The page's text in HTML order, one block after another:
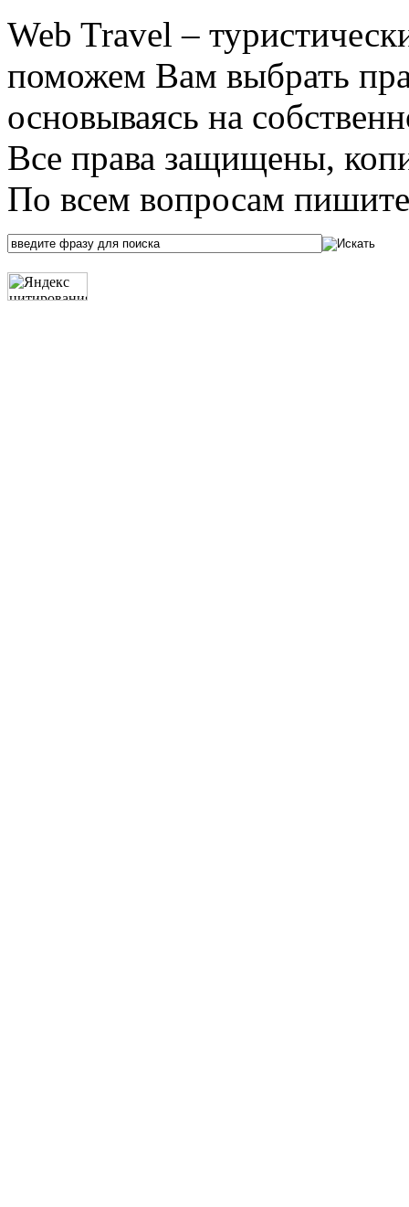
Web Travel –
поможем Вам выбрать
основываясь на
Все права защищены,
По всем вопросам